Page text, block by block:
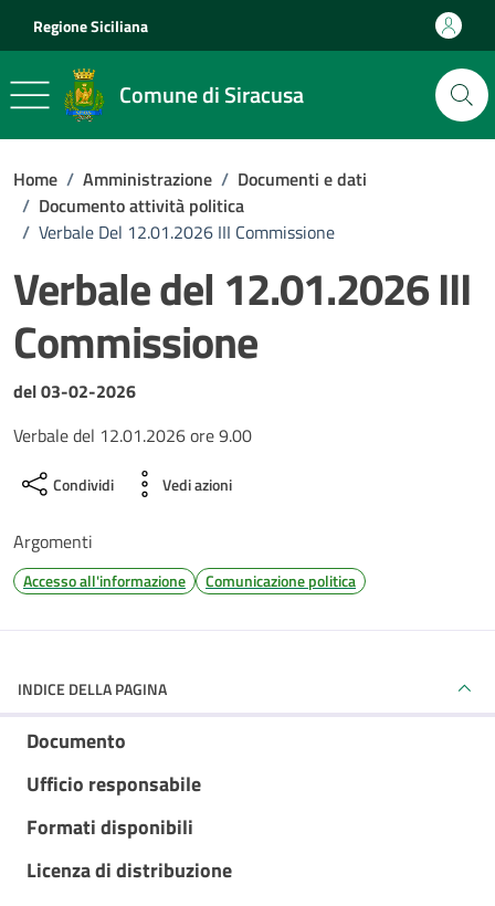
Regione Siciliana
Comune di Siracusa
Home / Amministrazione / Documenti e dati
/ Documento attività politica
/ Verbale Del 12.01.2026 III Commissione
Verbale del 12.01.2026 III
Commissione
Dettagli del documento
del 03-02-2026
Verbale del 12.01.2026 ore 9.00
Condividi Vedi azioni
Argomenti
Accesso all'informazione Comunicazione politica
INDICE DELLA PAGINA
Documento
Ufficio responsabile
Formati disponibili
Licenza di distribuzione